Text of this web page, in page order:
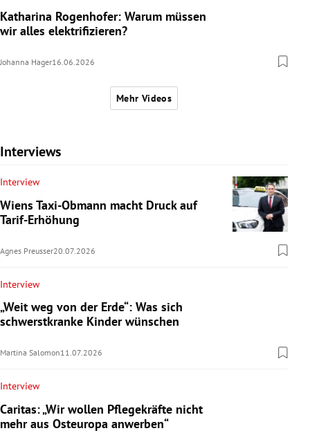
Katharina Rogenhofer: Warum müssen
wir alles elektrifizieren?
Johanna Hager16.06.2026
Mehr Videos
Interviews
Interview
Wiens Taxi-Obmann macht Druck auf
Tarif-Erhöhung
Agnes Preusser20.07.2026
Interview
„Weit weg von der Erde“: Was sich
schwerstkranke Kinder wünschen
Martina Salomon11.07.2026
Interview
Caritas: „Wir wollen Pflegekräfte nicht
mehr aus Osteuropa anwerben“